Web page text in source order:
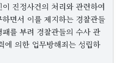
진정사건의 처리와 관련하여
면서 이를 제지하는 경찰관들
를 부려 경찰관들의 수사 관
에 의한 업무방해죄는 성립하